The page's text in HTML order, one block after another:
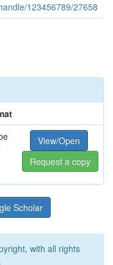
123456789/27658
View/Open
Request a copy
Scholar
with all rights